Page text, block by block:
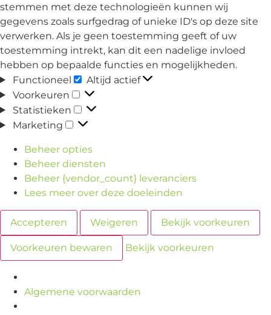
stemmen met deze technologieën kunnen wij
gegevens zoals surfgedrag of unieke ID's op deze site
verwerken. Als je geen toestemming geeft of uw
toestemming intrekt, kan dit een nadelige invloed
hebben op bepaalde functies en mogelijkheden.
Functioneel
Altijd actief
Voorkeuren
Statistieken
Marketing
Beheer opties
Beheer diensten
Beheer {vendor_count} leveranciers
Lees meer over deze doeleinden
Accepteren Weigeren Bekijk voorkeuren
Voorkeuren bewaren Bekijk voorkeuren
Algemene voorwaarden